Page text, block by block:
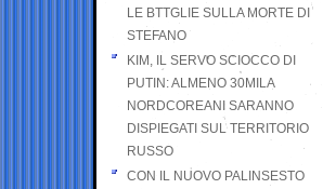
LE BTTGLIE SULLA MORTE DI
STEFANO
KIM, IL SERVO SCIOCCO DI
PUTIN: ALMENO 30MILA
NORDCOREANI SARANNO
DISPIEGATI SUL TERRITORIO
RUSSO
CON IL NUOVO PALINSESTO